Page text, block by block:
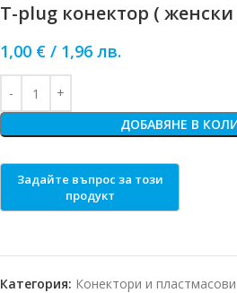
T-plug конектор ( женски
1,00 € / 1,96 лв.
ДОБАВЯНЕ В
Категория: Конектори и